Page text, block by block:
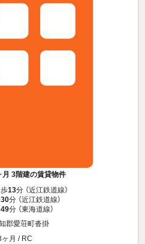
3階建の賃貸物件
13分 （近江鉄道線）
30分 （近江鉄道線）
49分 （東海道線）
郡愛荘町沓掛
月 / RC